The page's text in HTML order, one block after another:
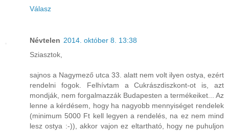
Válasz
Névtelen 2014. október 8. 13:38
Sziasztok,
sajnos a Nagymező utca 33. alatt nem volt ilyen ostya, ezért
rendelni fogok. Felhívtam a Cukrászdiszkont-ot is, azt
mondják, nem forgalmazzák Budapesten a termékeiket... Az
lenne a kérdésem, hogy ha nagyobb mennyiséget rendelek
(minimum 5000 Ft kell legyen a rendelés, na ez nem mind
lesz ostya :-)), akkor vajon ez eltartható, hogy ne puhuljon